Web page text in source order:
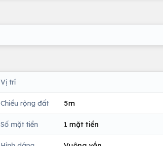
Vị trí
Chiều rộng đất 5m
Số mặt tiền 1 mặt tiền